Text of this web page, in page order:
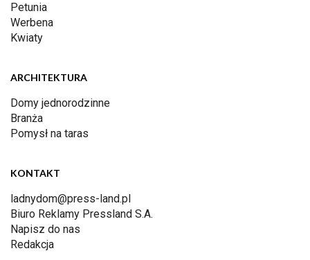
Petunia
Werbena
Kwiaty
ARCHITEKTURA
Domy jednorodzinne
Branża
Pomysł na taras
KONTAKT
ladnydom@press-land.pl
Biuro Reklamy Pressland S.A.
Napisz do nas
Redakcja